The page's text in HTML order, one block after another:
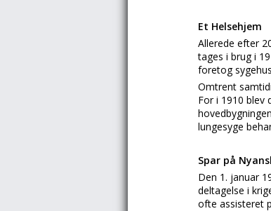
Et Helsehjem
Allerede efter
tages i brug i
foretog
Omtrent
For i 1910 blev
lungesyge
Spar på
Den 1. januar
deltagelse i
ofte assisteret